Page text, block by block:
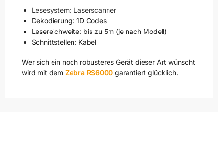
Lesesystem: Laserscanner
Dekodierung: 1D Codes
Lesereichweite: bis zu 5m (je nach Modell)
Schnittstellen: Kabel
Wer sich ein noch robusteres Gerät dieser Art wünscht
wird mit dem Zebra RS6000 garantiert glücklich.